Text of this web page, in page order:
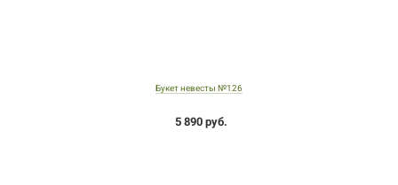
Букет невесты №126
5 890 руб.